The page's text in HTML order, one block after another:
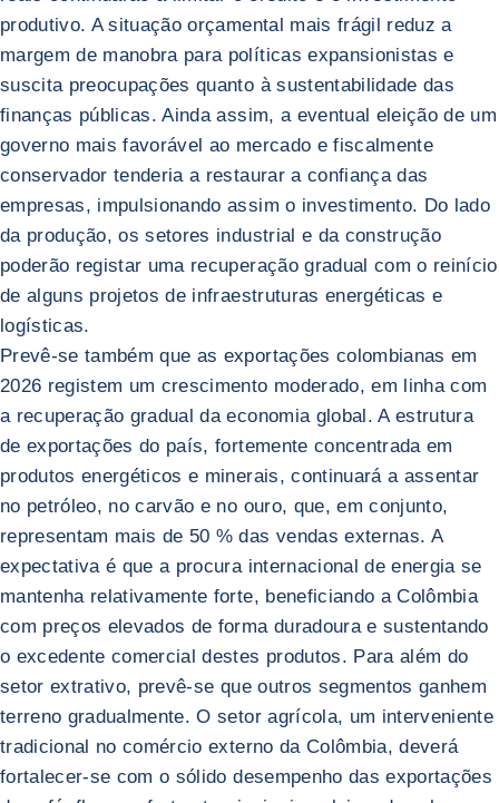
produtivo. A situação orçamental mais frágil reduz a
margem de manobra para políticas expansionistas e
suscita preocupações quanto à sustentabilidade das
finanças públicas. Ainda assim, a eventual eleição de um
governo mais favorável ao mercado e fiscalmente
conservador tenderia a restaurar a confiança das
empresas, impulsionando assim o investimento. Do lado
da produção, os setores industrial e da construção
poderão registar uma recuperação gradual com o reinício
de alguns projetos de infraestruturas energéticas e
logísticas.
Prevê-se também que as exportações colombianas em
2026 registem um crescimento moderado, em linha com
a recuperação gradual da economia global. A estrutura
de exportações do país, fortemente concentrada em
produtos energéticos e minerais, continuará a assentar
no petróleo, no carvão e no ouro, que, em conjunto,
representam mais de 50 % das vendas externas. A
expectativa é que a procura internacional de energia se
mantenha relativamente forte, beneficiando a Colômbia
com preços elevados de forma duradoura e sustentando
o excedente comercial destes produtos. Para além do
setor extrativo, prevê-se que outros segmentos ganhem
terreno gradualmente. O setor agrícola, um interveniente
tradicional no comércio externo da Colômbia, deverá
fortalecer-se com o sólido desempenho das exportações